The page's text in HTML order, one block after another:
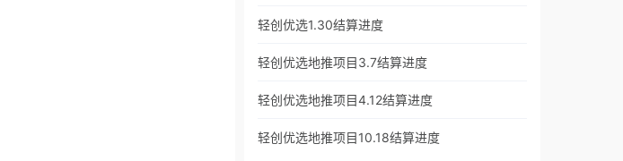
轻创优选1.30结算进度
轻创优选地推项目3.7结算进度
轻创优选地推项目4.12结算进度
轻创优选地推项目10.18结算进度